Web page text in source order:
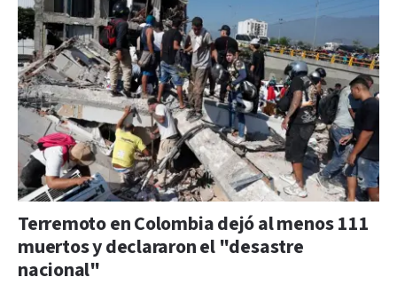
Terremoto en Colombia dejó al menos 111
muertos y declararon el "desastre
nacional"